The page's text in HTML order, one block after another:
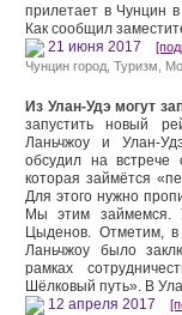
прилетает в Чунцин
Как сообщил
21 июня 2017
Чунцин город Туризм
Из Улан-Удэ могут
запустить новый
Ланьчжоу и Улан-
обсудил на встрече
которая займётся
Для этого нужно
Мы этим займемся.
Цыденов. Отметим,
Ланьчжоу было
рамках
Шёлковый путь». В
12 апреля 2017